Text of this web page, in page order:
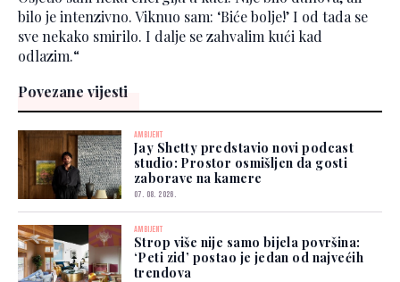
bilo je intenzivno. Viknuo sam: ‘Biće bolje!’ I od tada se
sve nekako smirilo. I dalje se zahvalim kući kad
odlazim.“
Povezane vijesti
AMBIJENT
Jay Shetty predstavio novi podcast
studio: Prostor osmišljen da gosti
zaborave na kamere
07. 08. 2026.
AMBIJENT
Strop više nije samo bijela površina:
‘Peti zid’ postao je jedan od najvećih
trendova